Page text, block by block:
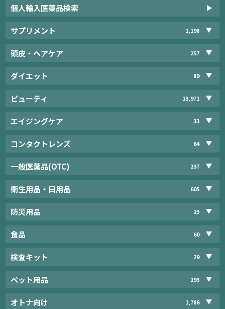
個人輸入医薬品検索
サプリメント 1,198
頭皮・ヘアケア 257
ダイエット 89
ビューティ 13,971
エイジングケア 33
コンタクトレンズ 64
一般医薬品(OTC) 237
衛生用品・日用品 605
防災用品 23
食品 60
検査キット 29
ペット用品 293
オトナ向け 1,786